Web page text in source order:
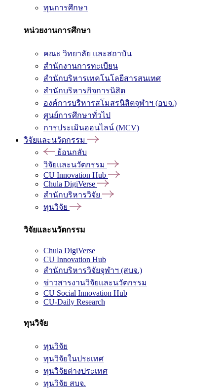
ทุนการศึกษา
หน่วยงานการศึกษา
คณะ วิทยาลัย และสถาบัน
สำนักงานการทะเบียน
สำนักบริหารเทคโนโลยีสารสนเทศ
สำนักบริหารกิจการนิสิต
องค์การบริหารสโมสรนิสิตจุฬาฯ (อบจ.)
ศูนย์การศึกษาทั่วไป
การประเมินออนไลน์ (MCV)
วิจัยและนวัตกรรม
ย้อนกลับ
วิจัยและนวัตกรรม
CU Innovation Hub
Chula DigiVerse
สำนักบริหารวิจัย
ทุนวิจัย
วิจัยและนวัตกรรม
Chula DigiVerse
CU Innovation Hub
สำนักบริหารวิจัยจุฬาฯ (สบจ.)
ข่าวสารงานวิจัยและนวัตกรรม
CU Social Innovation Hub
CU-Daily Research
ทุนวิจัย
ทุนวิจัย
ทุนวิจัยในประเทศ
ทุนวิจัยต่างประเทศ
ทุนวิจัย สบจ.